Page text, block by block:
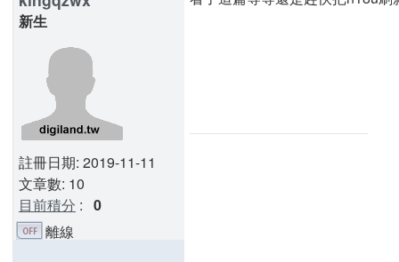
新生
註冊日期: 2019-11-11
文章數: 10
目前積分 : 0
離線